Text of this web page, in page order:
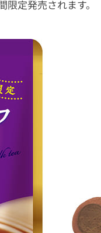
定発売されます。